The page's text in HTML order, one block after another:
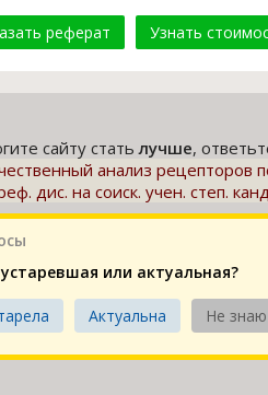
реферат Узнать
сайту статьлучше,
анализ рецепторов
дис. на соиск. учен. степ.
или актуальная?
Актуальна Не знаю